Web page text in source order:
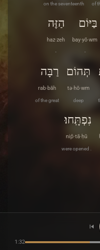
of
on the seventeenth
בַּיּוֹם
bay·yō·wm
-
הַזֶּה
haz·zeh
-
תְּהוֹם
tə·hō·wm
deep
רַבָּה
rab·bāh
of the great
נִפְתָּֽחוּ׃
nip̄·tā·ḥū
were opened .
1:32